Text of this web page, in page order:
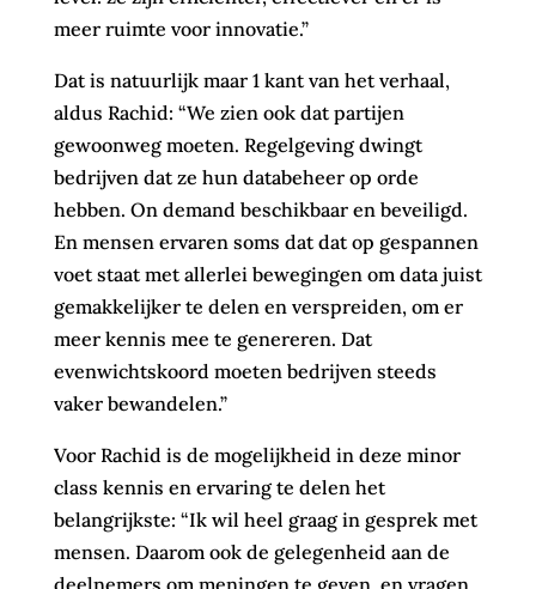
meer ruimte voor innovatie.”
Dat is natuurlijk maar 1 kant van het verhaal,
aldus Rachid: “We zien ook dat partijen
gewoonweg moeten. Regelgeving dwingt
bedrijven dat ze hun databeheer op orde
hebben. On demand beschikbaar en beveiligd.
En mensen ervaren soms dat dat op gespannen
voet staat met allerlei bewegingen om data juist
gemakkelijker te delen en verspreiden, om er
meer kennis mee te genereren. Dat
evenwichtskoord moeten bedrijven steeds
vaker bewandelen.”
Voor Rachid is de mogelijkheid in deze minor
class kennis en ervaring te delen het
belangrijkste: “Ik wil heel graag in gesprek met
mensen. Daarom ook de gelegenheid aan de
deelnemers om meningen te geven, en vragen